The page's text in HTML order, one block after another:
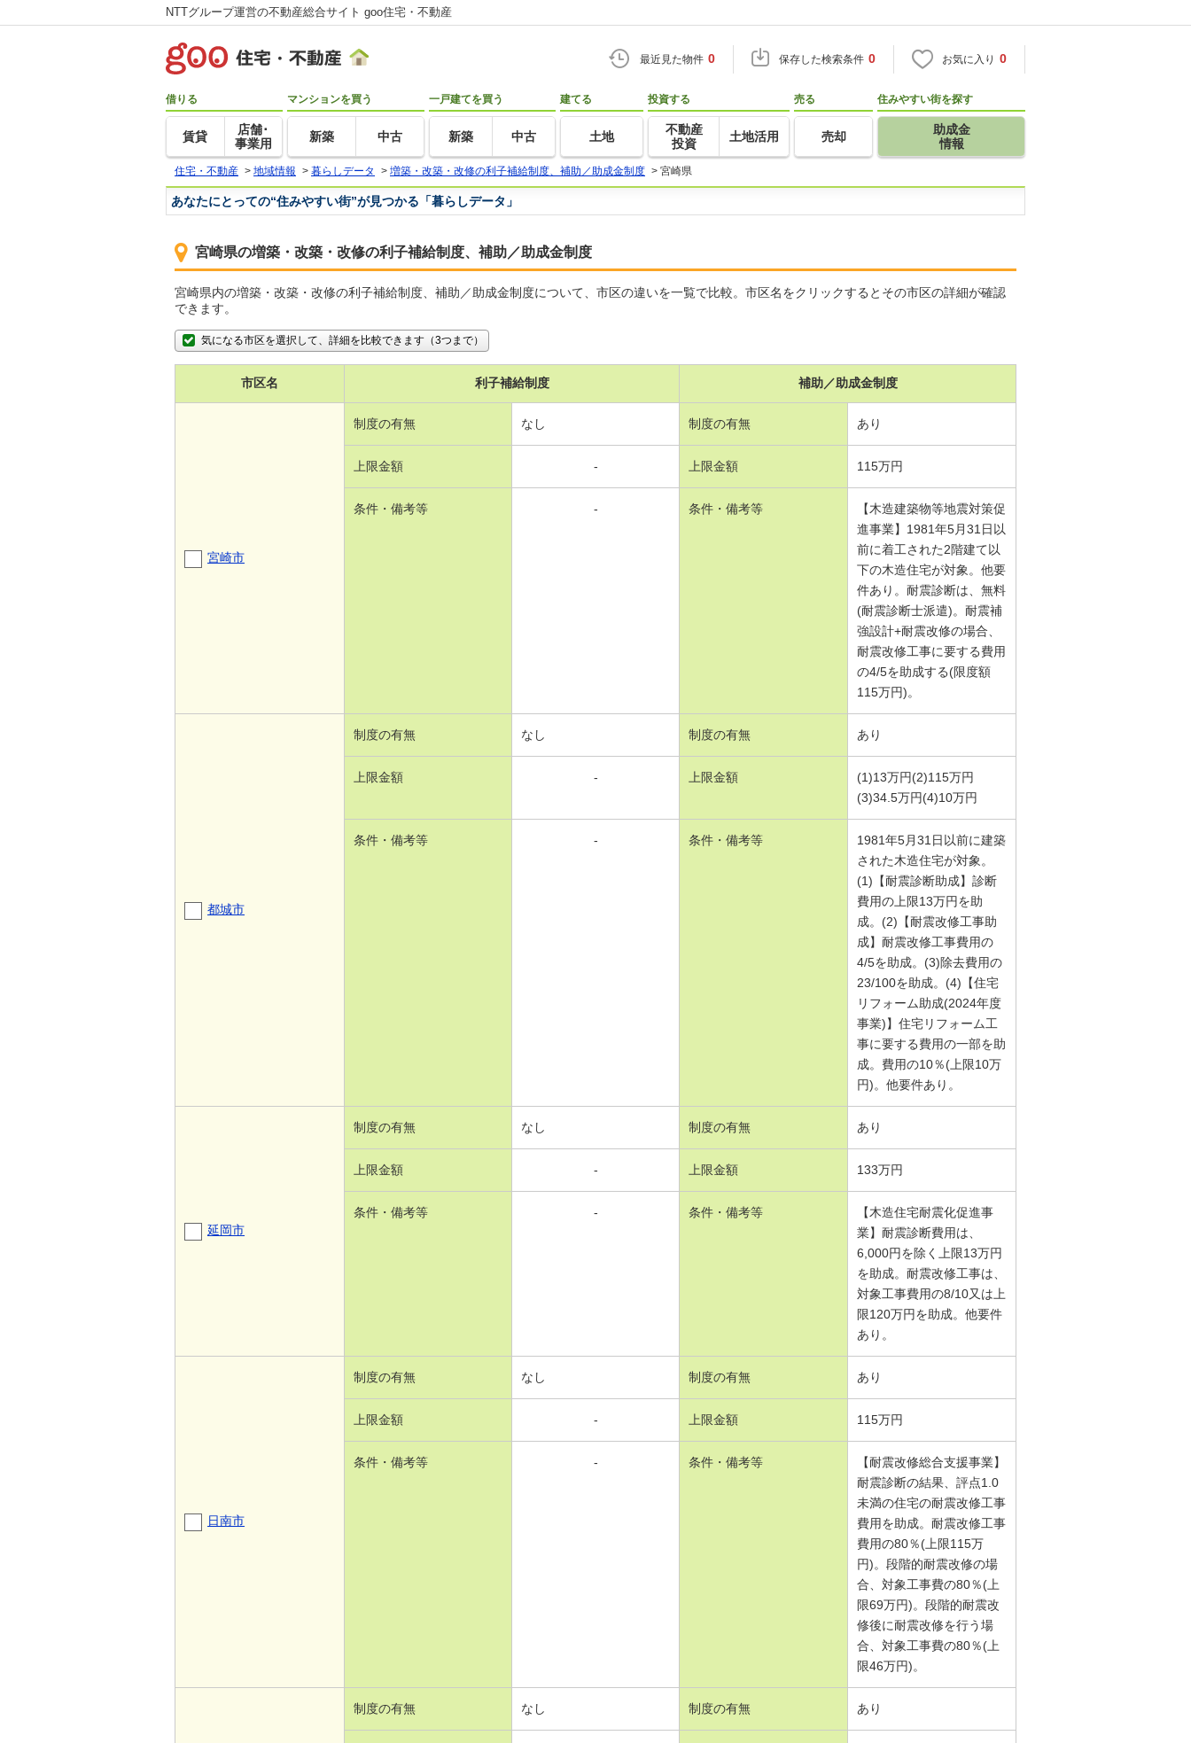
NTTグループ運営の不動産総合サイト goo住宅・不動産
最近見た物件 0 保存した検索条件 0 お気に入り 0
借りる
賃貸
店舗･
事業用
マンションを買う
新築 中古
一戸建てを買う
新築 中古
建てる
土地
投資する
不動産
投資
土地活用
売る
売却
住みやすい街を探す
助成金
情報
住宅・不動産 > 地域情報 > 暮らしデータ > 増築・改築・改修の利子補給制度、補助／助成金制度 > 宮崎県
あなたにとっての“住みやすい街”が見つかる「暮らしデータ」
宮崎県の増築・改築・改修の利子補給制度、補助／助成金制度
宮崎県内の増築・改築・改修の利子補給制度、補助／助成金制度について、市区の違いを一覧で比較。市区名をクリックするとその市区の詳細が確認
できます。
気になる市区を選択して、詳細を比較できます（3つまで）
市区名 利子補給制度 補助／助成金制度
宮崎市
制度の有無 なし 制度の有無 あり
上限金額 - 上限金額 115万円
条件・備考等 - 条件・備考等
【木造建築物等地震対策促
進事業】1981年5月31日以
前に着工された2階建て以
下の木造住宅が対象。他要
件あり。耐震診断は、無料
(耐震診断士派遣)。耐震補
強設計+耐震改修の場合、
耐震改修工事に要する費用
の4/5を助成する(限度額
115万円)。
都城市
制度の有無 なし 制度の有無 あり
上限金額 - 上限金額
(1)13万円(2)115万円
(3)34.5万円(4)10万円
条件・備考等 - 条件・備考等
1981年5月31日以前に建築
された木造住宅が対象。
(1)【耐震診断助成】診断
費用の上限13万円を助
成。(2)【耐震改修工事助
成】耐震改修工事費用の
4/5を助成。(3)除去費用の
23/100を助成。(4)【住宅
リフォーム助成(2024年度
事業)】住宅リフォーム工
事に要する費用の一部を助
成。費用の10％(上限10万
円)。他要件あり。
延岡市
制度の有無 なし 制度の有無 あり
上限金額 - 上限金額 133万円
条件・備考等 - 条件・備考等
【木造住宅耐震化促進事
業】耐震診断費用は、
6,000円を除く上限13万円
を助成。耐震改修工事は、
対象工事費用の8/10又は上
限120万円を助成。他要件
あり。
日南市
制度の有無 なし 制度の有無 あり
上限金額 - 上限金額 115万円
条件・備考等 - 条件・備考等
【耐震改修総合支援事業】
耐震診断の結果、評点1.0
未満の住宅の耐震改修工事
費用を助成。耐震改修工事
費用の80％(上限115万
円)。段階的耐震改修の場
合、対象工事費の80％(上
限69万円)。段階的耐震改
修後に耐震改修を行う場
合、対象工事費の80％(上
限46万円)。
制度の有無 なし 制度の有無 あり